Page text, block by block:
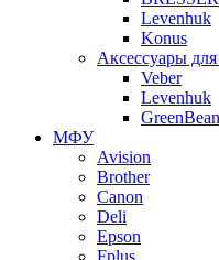
Levenhuk
Konus
Аксессуары
Veber
Levenhuk
GreenBean
МФУ
Avision
Brother
Canon
Deli
Epson